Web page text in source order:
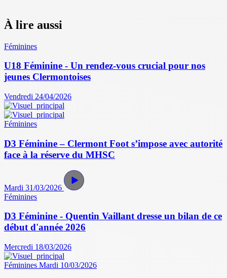
À lire aussi
Féminines
U18 Féminine - Un rendez-vous crucial pour nos
jeunes Clermontoises
Vendredi 24/04/2026
Féminines
D3 Féminine – Clermont Foot s’impose avec autorité
face à la réserve du MHSC
Mardi 31/03/2026
Féminines
D3 Féminine - Quentin Vaillant dresse un bilan de ce
début d'année 2026
Mercredi 18/03/2026
Féminines Mardi 10/03/2026